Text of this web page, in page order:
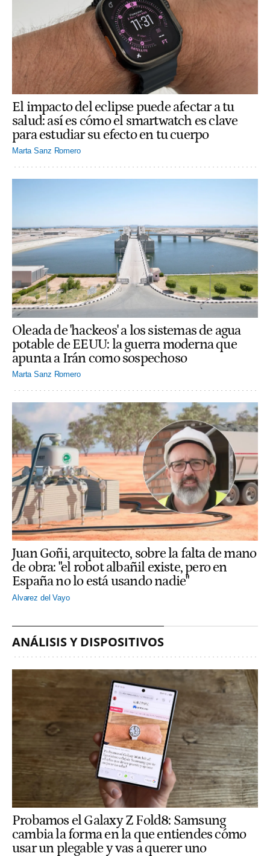
El impacto del eclipse puede afectar a tu
salud: así es cómo el smartwatch es clave
para estudiar su efecto en tu cuerpo
Marta Sanz Romero
Oleada de 'hackeos' a los sistemas de agua
potable de EEUU: la guerra moderna que
apunta a Irán como sospechoso
Marta Sanz Romero
Juan Goñi, arquitecto, sobre la falta de mano
de obra: "el robot albañil existe, pero en
España no lo está usando nadie"
Alvarez del Vayo
ANÁLISIS Y DISPOSITIVOS
Probamos el Galaxy Z Fold8: Samsung
cambia la forma en la que entiendes cómo
usar un plegable y vas a querer uno